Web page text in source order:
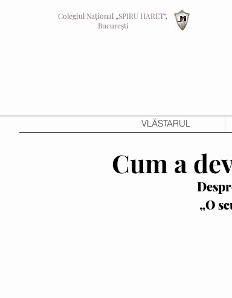
Colegiul Național „SPIRU HARET”,
București
VLĂSTARUL
Cum a
„O